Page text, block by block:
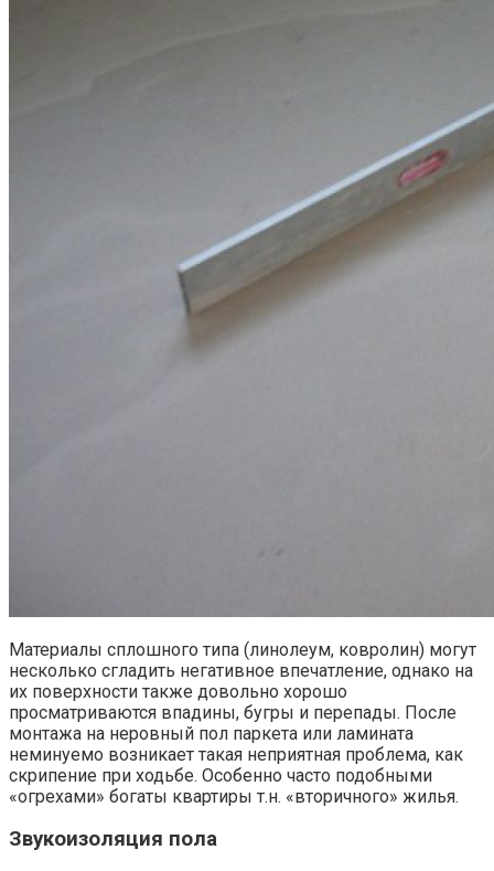
Материалы сплошного типа (линолеум, ковролин) могут
несколько сгладить негативное впечатление, однако на
их поверхности также довольно хорошо
просматриваются впадины, бугры и перепады. После
монтажа на неровный пол паркета или ламината
неминуемо возникает такая неприятная проблема, как
скрипение при ходьбе. Особенно часто подобными
«огрехами» богаты квартиры т.н. «вторичного» жилья.
Звукоизоляция пола